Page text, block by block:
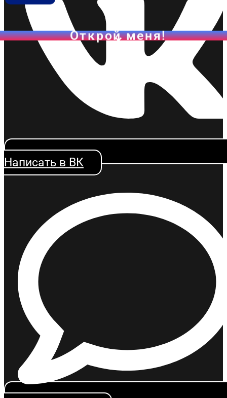
Открой меня!
Написать в ВК